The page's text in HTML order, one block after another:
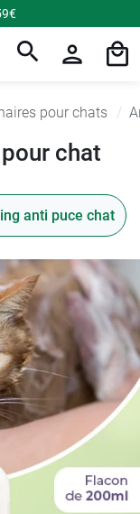
pour chats
chat
anti puce chat